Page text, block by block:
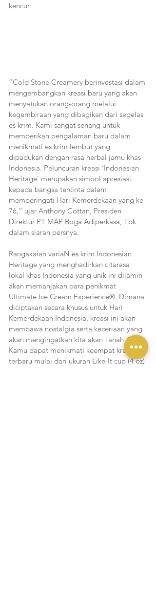
kencur.
“Cold Stone Creamery berinvestasi dalam
mengembangkan kreasi baru yang akan
menyatukan orang-orang melalui
kegembiraan yang dibagikan dari segelas
es krim. Kami sangat senang untuk
memberikan pengalaman baru dalam
menikmati es krim lembut yang
dipadukan dengan rasa herbal jamu khas
Indonesia. Peluncuran kreasi ‘Indonesian
Heritage’ merupakan simbol apresiasi
kepada bangsa tercinta dalam
memperingati Hari Kemerdekaan yang ke-
76,” ujar Anthony Cottan, Presiden
Direktur PT MAP Boga Adiperkasa, Tbk
dalam siaran persnya.
Rangakaian variaN es krim Indonesian
Heritage yang menghadirkan citarasa
lokal khas Indonesia yang unik ini dijamin
akan memanjakan para penikmat
Ultimate Ice Cream Experience®. Dimana
diciptakan secara khusus untuk Hari
Kemerdekaan Indonesia, kreasi ini akan
membawa nostalgia serta keceriaan yang
akan mengingatkan kita akan Tanah Air.
Kamu dapat menikmati keempat kreasi
terbaru mulai dari ukuran Like-It cup (4 oz)